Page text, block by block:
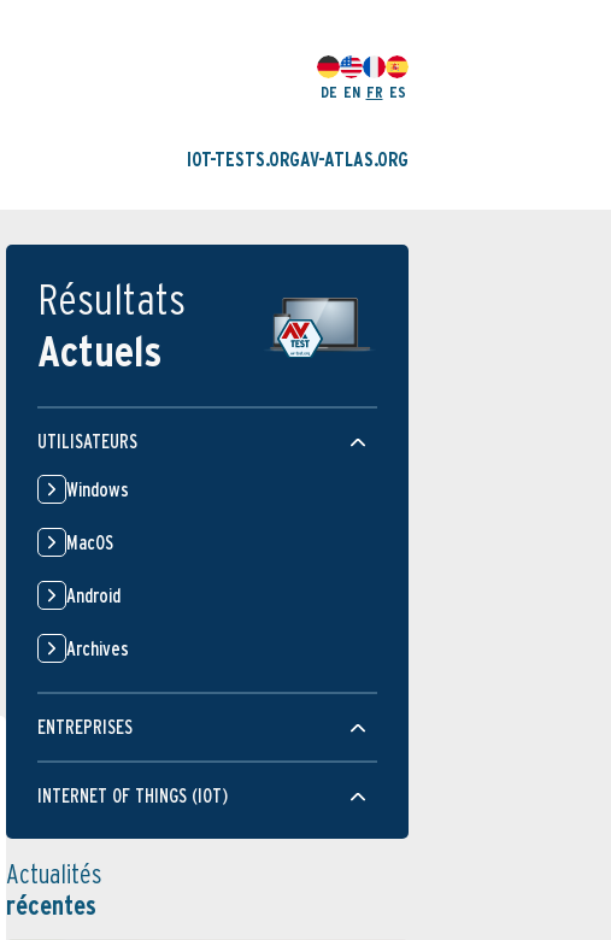
DE EN FR ES
IOT-TESTS.ORGAV-ATLAS.ORG
Résultats
Actuels
UTILISATEURS
Windows
MacOS
Android
Archives
ENTREPRISES
INTERNET OF THINGS (IOT)
Actualités
récentes